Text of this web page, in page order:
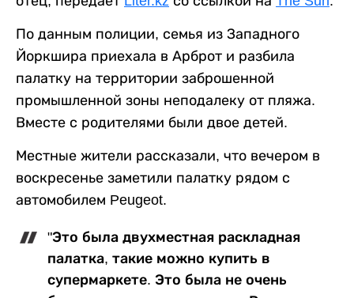
По данным полиции, семья из Западного
Йоркшира приехала в Арброт и разбила
палатку на территории заброшенной
промышленной зоны неподалеку от пляжа.
Вместе с родителями были двое детей.
Местные жители рассказали, что вечером в
воскресенье заметили палатку рядом с
автомобилем Peugeot.
"Это была двухместная раскладная
палатка, такие можно купить в
супермаркете. Это была не очень